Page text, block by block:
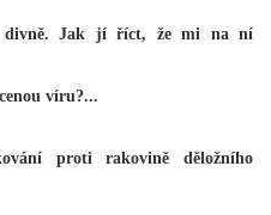
divně. Jak jí říct, že mi na ní
víru?...
proti rakovině děložního